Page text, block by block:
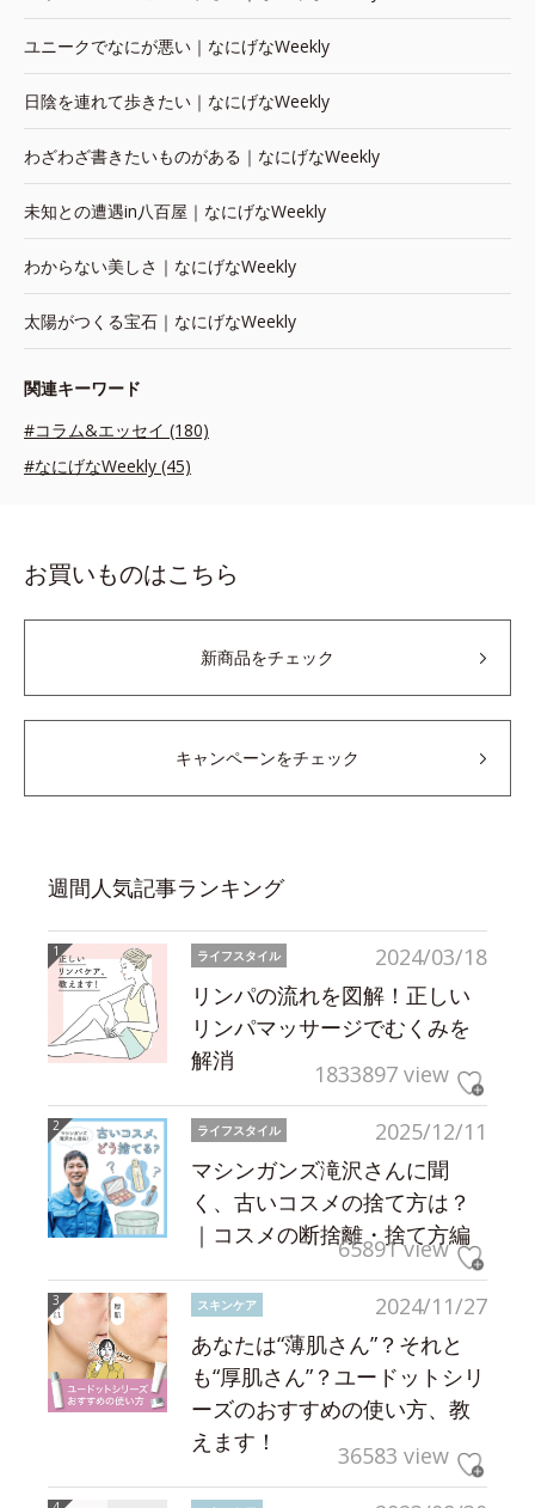
ユニークでなにが悪い｜なにげなWeekly
日陰を連れて歩きたい｜なにげなWeekly
わざわざ書きたいものがある｜なにげなWeekly
未知との遭遇in八百屋｜なにげなWeekly
わからない美しさ｜なにげなWeekly
太陽がつくる宝石｜なにげなWeekly
関連キーワード
#コラム&エッセイ (180)
#なにげなWeekly (45)
お買いものはこちら
新商品をチェック
キャンペーンをチェック
週間人気記事ランキング
2024/03/18
ライフスタイル
リンパの流れを図解！正しい
リンパマッサージでむくみを
解消
1833897 view
2025/12/11
ライフスタイル
マシンガンズ滝沢さんに聞
く、古いコスメの捨て方は？
｜コスメの断捨離・捨て方編
65891 view
2024/11/27
スキンケア
あなたは“薄肌さん”？それと
も“厚肌さん”？ユードットシリ
ーズのおすすめの使い方、教
えます！
36583 view